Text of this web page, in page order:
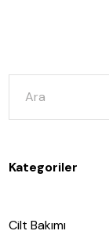
şunun
ara:
Kategoriler
Cilt Bakımı